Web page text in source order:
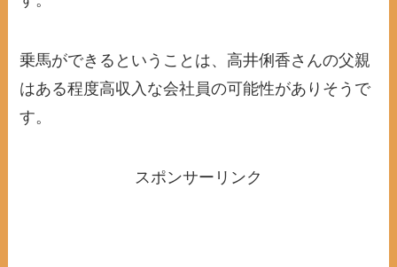
乗馬ができるということは、高井俐香さんの父親
はある程度高収入な会社員の可能性がありそうで
す。
スポンサーリンク